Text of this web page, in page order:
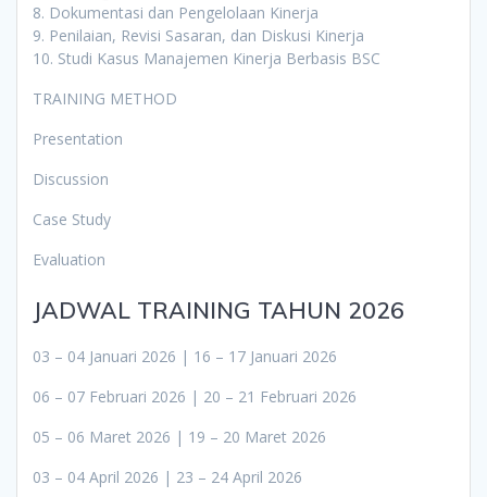
8. Dokumentasi dan Pengelolaan Kinerja
9. Penilaian, Revisi Sasaran, dan Diskusi Kinerja
10. Studi Kasus Manajemen Kinerja Berbasis BSC
TRAINING METHOD
Presentation
Discussion
Case Study
Evaluation
JADWAL TRAINING TAHUN 2026
03 – 04 Januari 2026 | 16 – 17 Januari 2026
06 – 07 Februari 2026 | 20 – 21 Februari 2026
05 – 06 Maret 2026 | 19 – 20 Maret 2026
03 – 04 April 2026 | 23 – 24 April 2026